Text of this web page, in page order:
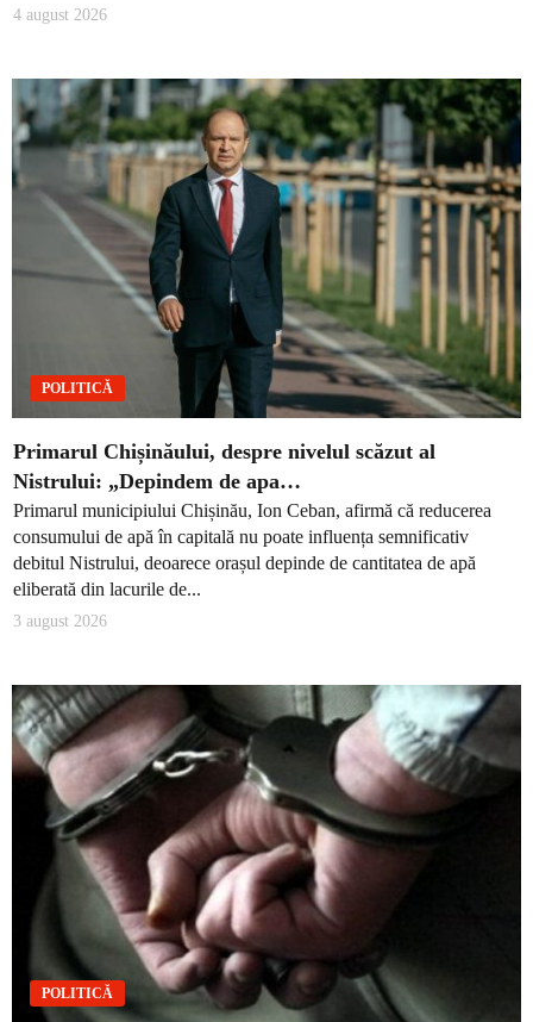
4 august 2026
POLITICĂ
Primarul Chișinăului, despre nivelul scăzut al
Nistrului: „Depindem de apa…
Primarul municipiului Chișinău, Ion Ceban, afirmă că reducerea
consumului de apă în capitală nu poate influența semnificativ
debitul Nistrului, deoarece orașul depinde de cantitatea de apă
eliberată din lacurile de...
3 august 2026
POLITICĂ